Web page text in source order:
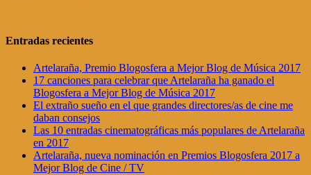
Entradas recientes
Artelaraña, Premio Blogosfera a Mejor Blog de Música 2017
17 canciones para celebrar que Artelaraña ha ganado el
Blogosfera a Mejor Blog de Música 2017
El extraño sueño en el que grandes directores/as de cine me
daban consejos
Las 10 entradas cinematográficas más populares de Artelaraña
en 2017
Artelaraña, nueva nominación en Premios Blogosfera 2017 a
Mejor Blog de Cine / TV